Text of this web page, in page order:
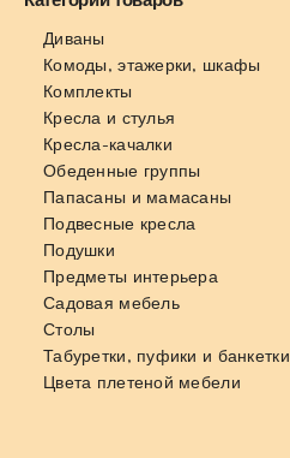
Диваны
Комоды, этажерки, шкафы
Комплекты
Кресла и стулья
Кресла-качалки
Обеденные группы
Папасаны и мамасаны
Подвесные кресла
Подушки
Предметы интерьера
Садовая мебель
Столы
Табуретки, пуфики и банкетки
Цвета плетеной мебели